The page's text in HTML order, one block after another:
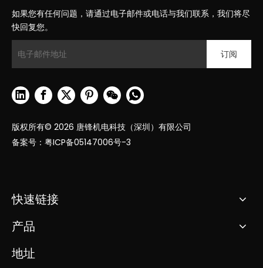
如果您有任何问题，请通过电子邮件或电话与我们联系，我们将尽
快回复您。
订阅
版权所有© 2026 唐锋机电科技（深圳）有限公司
备案号： 粤ICP备05147006号-3
快速链接
产品
地址